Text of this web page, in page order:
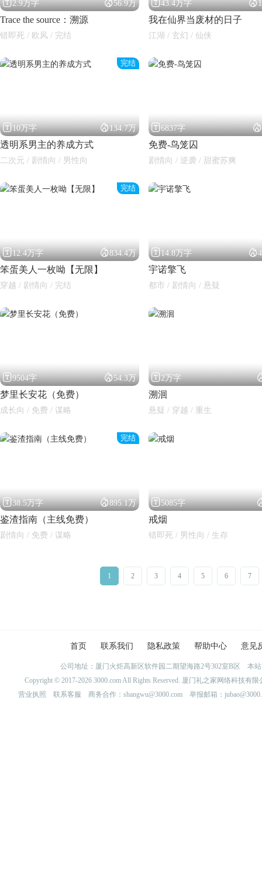
2.9万字 56.9万
Trace the source：溯源
错即死 / 欧风 / 完结
43.4万字 
我在仙界当废材的日子
江湖 / 玄幻 / 仙侠
完结
10万字 134.7万
透明系男主的养成方式
二次元 / 剧情向 / 男性向
6837字 
免费-鸟笼囚
剧情向 / 逆袭 / 甜蜜苏爽
完结
12.4万字 834.4万
笨蛋美人一枚呦【无限】
穿越 / 剧情向 / 完结
14.8万字 
宇诺擎飞
都市 / 剧情向 / 悬疑
9504字 54.3万
梦里长安花（免费）
成长向 / 免费 / 谋略
2万字
溯洄
悬疑 / 穿越 / 重生
完结
38.5万字 895.1万
鉴渣指南（主线免费）
剧情向 / 免费 / 谋略
5085字
戒烟
错即死 / 男性向 / 生存
1 2 3 4 5 6 7
首页 联系我们 隐私政策 帮助中心 意见
公司地址：厦门火炬高新区软件园二期望海路2号302室B区 本
Copyright © 2017-2026 3000.com All Rights Reserved. 厦门礼之家网络科技
营业执照
联系客服 商务合作：shangwu@3000.com 举报邮箱：